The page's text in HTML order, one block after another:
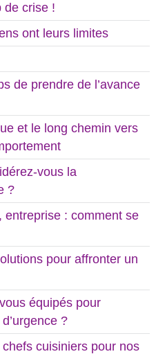
de crise !
ont leurs limites
de prendre de l’avance
et le long chemin vers
vous la
?
entreprise : comment se
pour affronter un
équipés pour
?
chefs cuisiniers pour nos